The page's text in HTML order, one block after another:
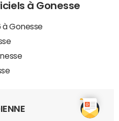
à Gonesse
à Gonesse